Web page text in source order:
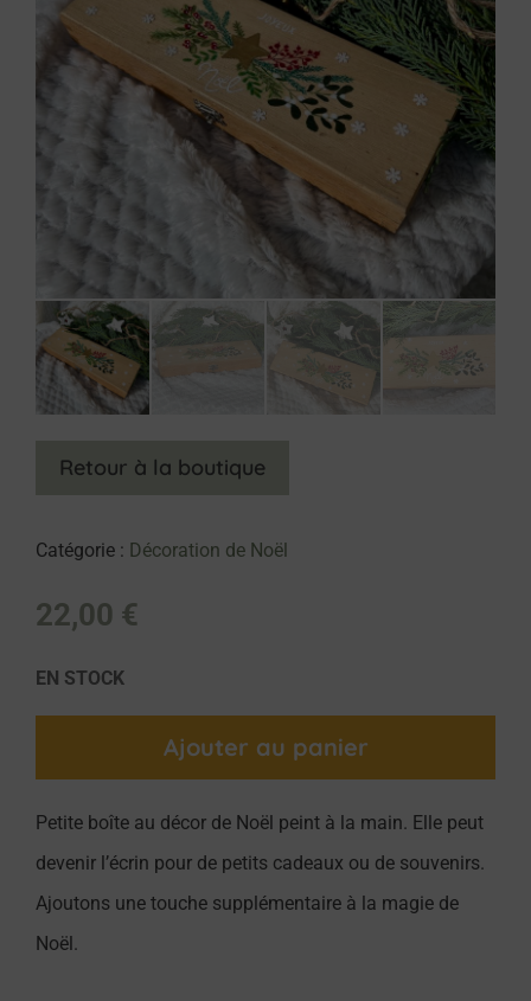
Retour à la boutique
Catégorie : Décoration de Noël
22,00 €
EN STOCK
Ajouter au panier
Petite boîte au décor de Noël peint à la main. Elle peut
devenir l’écrin pour de petits cadeaux ou de souvenirs.
Ajoutons une touche supplémentaire à la magie de
Noël.